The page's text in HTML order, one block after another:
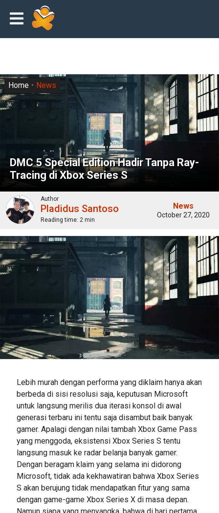
DMC 5 Special Edition Hadir Tanpa Ray-
Tracing di Xbox Series S
Home News
Author
Pladidus Santoso
Reading time: 2 min
News
October 27, 2020
Lebih murah dengan performa yang diklaim hanya akan
berbeda di sisi resolusi saja, keputusan Microsoft
untuk langsung merilis dua iterasi konsol di awal
generasi terbaru ini tentu saja disambut baik banyak
gamer. Apalagi dengan nilai tambah Xbox Game Pass
yang menggoda, eksistensi Xbox Series S tentu
langsung masuk ke radar belanja banyak gamer.
Dengan beragam klaim yang selama ini didorong
Microsoft, tidak ada kekhawatiran bahwa Xbox Series
S akan berujung tidak mendapatkan fitur yang sama
dengan game-game Xbox Series X di masa depan.